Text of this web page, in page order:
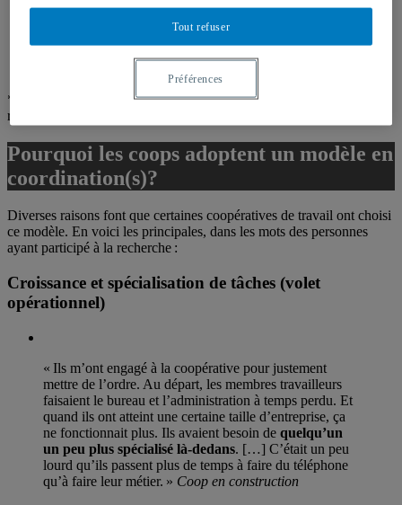
gestion et les responsabilités, etc.)
Des coops situées dans les grands centres urbains mais
* Ces données sont issues d’unsondage du Réseau COOP
réalisé en 2022.
Pourquoi les coops adoptent un modèle en
coordination(s)?
Diverses raisons font que certaines coopératives de travail ont choisi
ce modèle. En voici les principales, dans les mots des personnes
ayant participé à la recherche :
Croissance et spécialisation de tâches (volet
opérationnel)
« Ils m’ont engagé à la coopérative pour justement
mettre de l’ordre. Au départ, les membres travailleurs
faisaient le bureau et l’administration à temps perdu. Et
quand ils ont atteint une certaine taille d’entreprise, ça
ne fonctionnait plus. Ils avaient besoin de quelqu’un
un peu plus spécialisé là-dedans. […] C’était un peu
lourd qu’ils passent plus de temps à faire du téléphone
qu’à faire leur métier. » Coop en construction
Tout refuser
Préférences